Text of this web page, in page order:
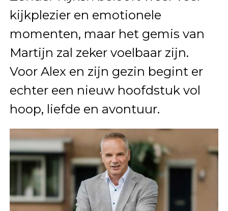
kijkplezier en emotionele
momenten, maar het gemis van
Martijn zal zeker voelbaar zijn.
Voor Alex en zijn gezin begint er
echter een nieuw hoofdstuk vol
hoop, liefde en avontuur.